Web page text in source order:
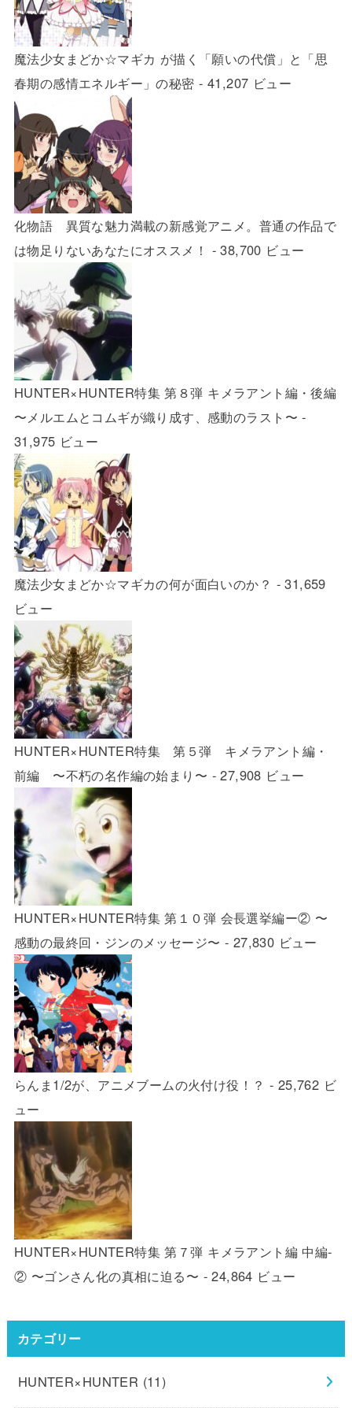
魔法少女まどか☆マギカ が描く「願いの代償」と「思
春期の感情エネルギー」の秘密 - 41,207 ビュー
化物語 異質な魅力満載の新感覚アニメ。普通の作品で
は物足りないあなたにオススメ！ - 38,700 ビュー
HUNTER×HUNTER特集 第８弾 キメラアント編・後編
〜メルエムとコムギが織り成す、感動のラスト〜 -
31,975 ビュー
魔法少女まどか☆マギカの何が面白いのか？ - 31,659
ビュー
HUNTER×HUNTER特集 第５弾 キメラアント編・
前編 〜不朽の名作編の始まり〜 - 27,908 ビュー
HUNTER×HUNTER特集 第１０弾 会長選挙編ー② 〜
感動の最終回・ジンのメッセージ〜 - 27,830 ビュー
らんま1/2が、アニメブームの火付け役！？ - 25,762 ビ
ュー
HUNTER×HUNTER特集 第７弾 キメラアント編 中編-
② 〜ゴンさん化の真相に迫る〜 - 24,864 ビュー
カテゴリー
HUNTER×HUNTER (11)